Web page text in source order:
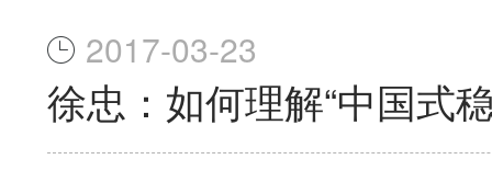
2017-03-23
徐忠：如何理解“中国式